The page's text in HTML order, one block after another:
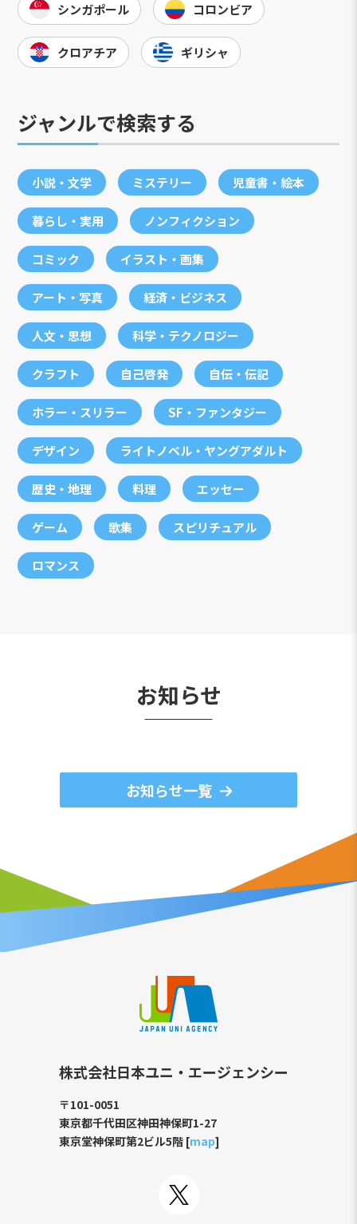
シンガポール コロンビア
クロアチア ギリシャ
ジャンルで検索する
小説・文学 ミステリー 児童書・絵本
暮らし・実用 ノンフィクション
コミック イラスト・画集
アート・写真 経済・ビジネス
人文・思想 科学・テクノロジー
クラフト 自己啓発 自伝・伝記
ホラー・スリラー SF・ファンタジー
デザイン ライトノベル・ヤングアダルト
歴史・地理 料理 エッセー
ゲーム 歌集 スピリチュアル
ロマンス
お知らせ
お知らせ一覧
株式会社日本ユニ・エージェンシー
〒101-0051
東京都千代田区神田神保町1-27
東京堂神保町第2ビル5階 [map]